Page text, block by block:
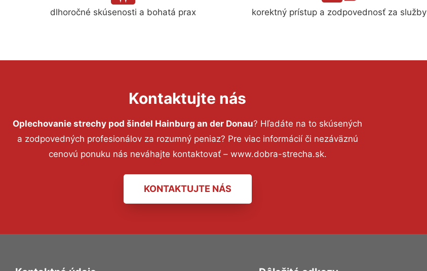
dlhoročné skúsenosti a bohatá prax korektný prístup a zodpovednosť za služby
Kontaktujte nás
Oplechovanie strechy pod šindel Hainburg an der Donau? Hľadáte na to skúsených
a zodpovedných profesionálov za rozumný peniaz? Pre viac informácií či nezáväznú
cenovú ponuku nás neváhajte kontaktovať – www.dobra-strecha.sk.
KONTAKTUJTE NÁS